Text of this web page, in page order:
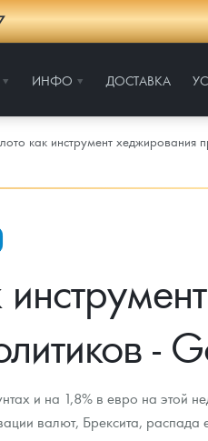
ИНФО ДОСТАВКА
как инструмент хеджирования
-
и на 1,8% в евро на этой
валют, Брексита, распада